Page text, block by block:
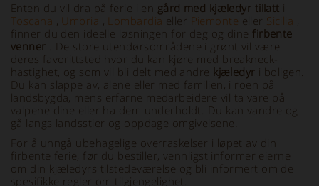
Enten du vil dra på ferie i en gård med kjæledyr tillatt i
Toscana , Umbria , Lombardia eller Piemonte eller Sicilia ,
finner du den ideelle løsningen for deg og dine firbente
venner . De store utendørsområdene i grønt vil være
deres favorittsted hvor du kan kjøre med breakneck-
hastighet, og som vil bli delt med andre kjæledyr i boligen.
Du kan slappe av, alene eller med familien, i roen på
landsbygda, mens erfarne medarbeidere vil ta vare på
valpene dine eller ha dem underholdt. Du kan vandre og
gå langs landsstier og oppdage omgivelsene.
For å unngå ubehagelige overraskelser i løpet av din
firbente ferie, før du bestiller, vennligst informer eierne
om din kjæledyrs tilstedeværelse og bli informert om de
spesifikke regler om tilgjengelighet.